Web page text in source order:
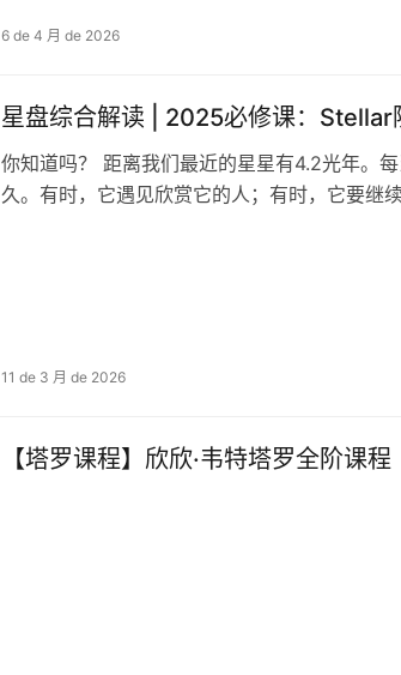
6 de 4 月 de 2026
星盘综合解读 | 2025必修课：Stellar
你知道吗？ 距离我们最近的星星有4.2光年。
久。有时，它遇见欣赏它的人；有时，它要继
11 de 3 月 de 2026
【塔罗课程】欣欣·韦特塔罗全阶课程